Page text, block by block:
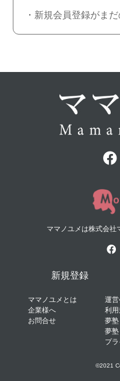
・新規会員登録がま
ママノユメは株式会社
新規登録
ママノユメとは
企業様へ
お問合せ
運営
利
夢
夢
プ
©2021